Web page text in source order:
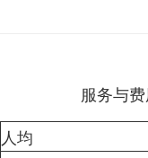
服务与
人均